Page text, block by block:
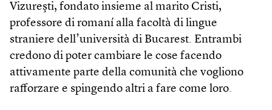
Vizurești, fondato insieme al marito Cristi,
professore di romaní alla facoltà di lingue
straniere dell’università di Bucarest. Entrambi
credono di poter cambiare le cose facendo
attivamente parte della comunità che vogliono
rafforzare e spingendo altri a fare come loro.